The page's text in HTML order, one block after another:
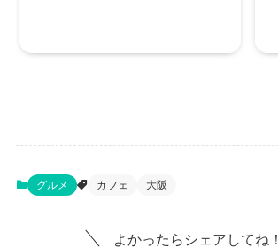
グルメ カフェ 大阪
よかったらシェアしてね！